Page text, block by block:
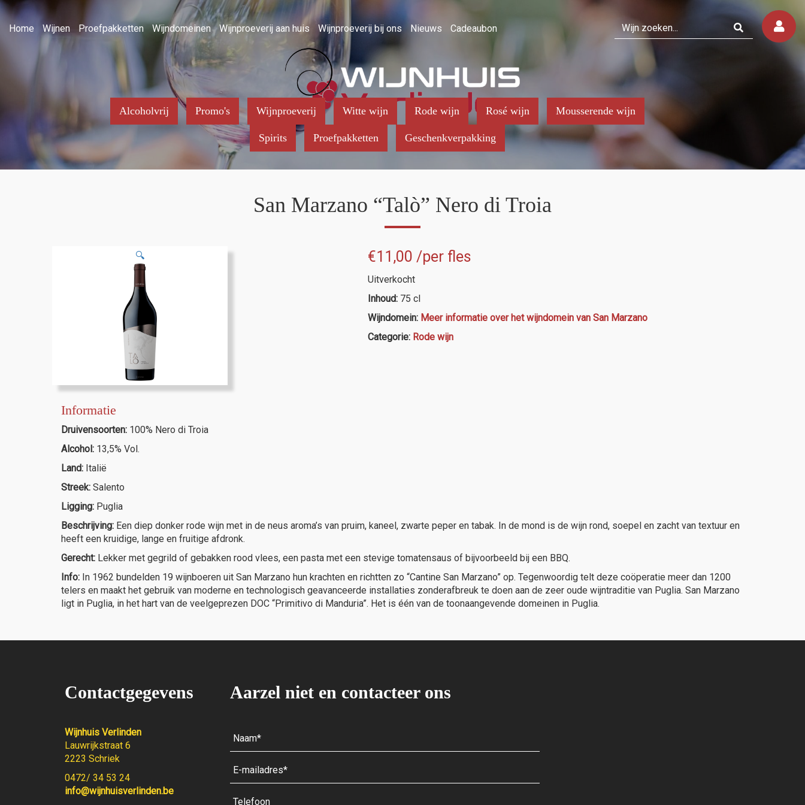
Home Wijnen Proefpakketten Wijndomeinen Wijnproeverij aan huis Wijnproeverij bij ons Nieuws Cadeaubon
Alcoholvrij Promo's Wijnproeverij Witte wijn Rode wijn Rosé wijn Mousserende wijn
Spirits Proefpakketten Geschenkverpakking
San Marzano “Talò” Nero di Troia
🔍 €11,00 /per fles
Uitverkocht
Inhoud: 75 cl
Wijndomein: Meer informatie over het wijndomein van San Marzano
Categorie: Rode wijn
Informatie
Druivensoorten: 100% Nero di Troia
Alcohol: 13,5% Vol.
Land: Italië
Streek: Salento
Ligging: Puglia
Beschrijving: Een diep donker rode wijn met in de neus aroma’s van pruim, kaneel, zwarte peper en tabak. In de mond is de wijn rond, soepel en zacht van textuur en
heeft een kruidige, lange en fruitige afdronk.
Gerecht: Lekker met gegrild of gebakken rood vlees, een pasta met een stevige tomatensaus of bijvoorbeeld bij een BBQ.
Info: In 1962 bundelden 19 wijnboeren uit San Marzano hun krachten en richtten zo “Cantine San Marzano” op. Tegenwoordig telt deze coöperatie meer dan 1200
telers en maakt het gebruik van moderne en technologisch geavanceerde installaties zonderafbreuk te doen aan de zeer oude wijntraditie van Puglia. San Marzano
ligt in Puglia, in het hart van de veelgeprezen DOC “Primitivo di Manduria”. Het is één van de toonaangevende domeinen in Puglia.
Contactgegevens
Wijnhuis Verlinden
Lauwrijkstraat 6
2223 Schriek
0472/ 34 53 24
info@wijnhuisverlinden.be
Aarzel niet en contacteer ons